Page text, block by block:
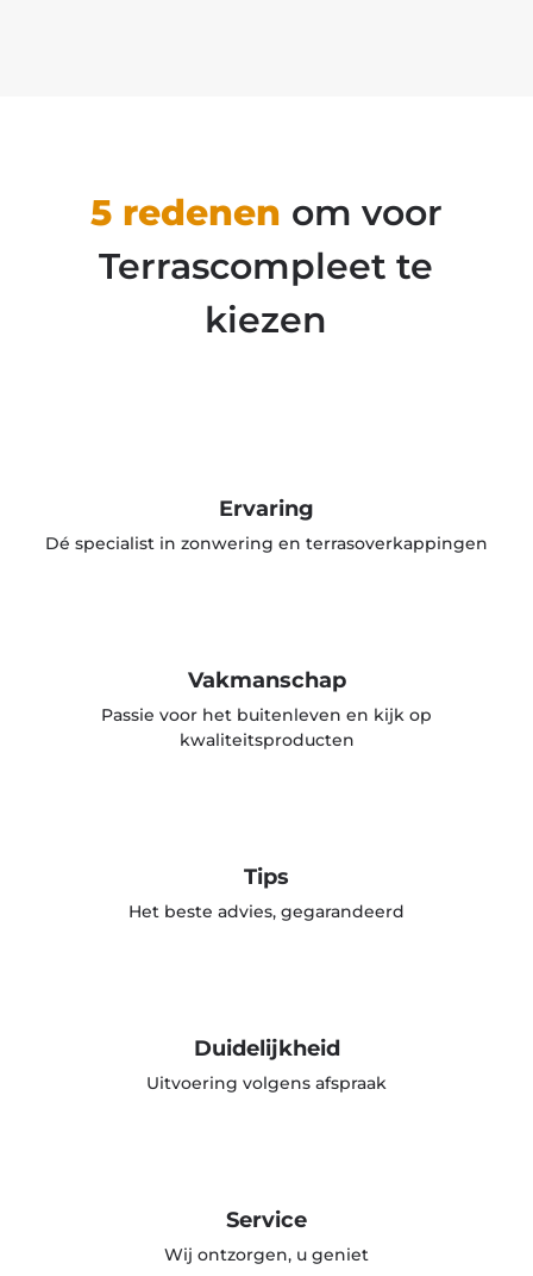
5 redenen om voor
Terrascompleet te
kiezen
Ervaring
Dé specialist in zonwering en terrasoverkappingen
Vakmanschap
Passie voor het buitenleven en kijk op
kwaliteitsproducten
Tips
Het beste advies, gegarandeerd
Duidelijkheid
Uitvoering volgens afspraak
Service
Wij ontzorgen, u geniet